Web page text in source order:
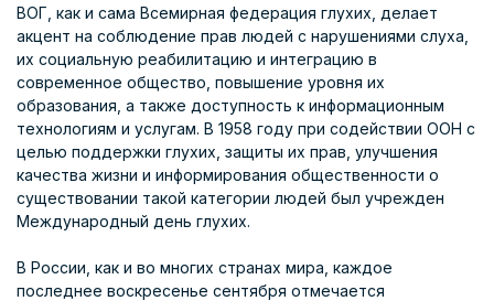
ВОГ, как и сама Всемирная федерация глухих, делает
акцент на соблюдение прав людей с нарушениями слуха,
их социальную реабилитацию и интеграцию в
современное общество, повышение уровня их
образования, а также доступность к информационным
технологиям и услугам. В 1958 году при содействии ООН с
целью поддержки глухих, защиты их прав, улучшения
качества жизни и информирования общественности о
существовании такой категории людей был учрежден
Международный день глухих.
В России, как и во многих странах мира, каждое
последнее воскресенье сентября отмечается